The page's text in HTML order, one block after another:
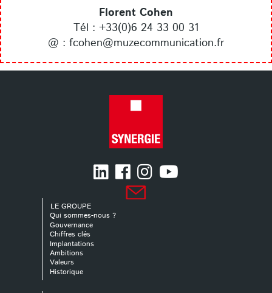
Florent Cohen
Tél : +33(0)6 24 33 00 31
@ : fcohen@muzecommunication.fr
LE GROUPE
Qui sommes-nous ?
Gouvernance
Chiffres clés
Implantations
Ambitions
Valeurs
Historique